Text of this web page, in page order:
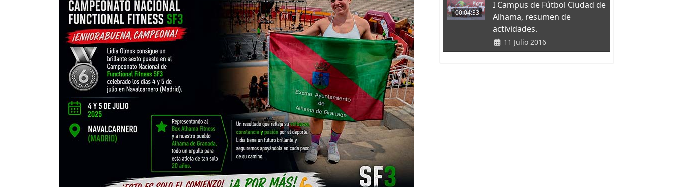
00:04:33
I Campus de Fútbol Ciudad de
Alhama, resumen de
actividades.
11 Julio 2016